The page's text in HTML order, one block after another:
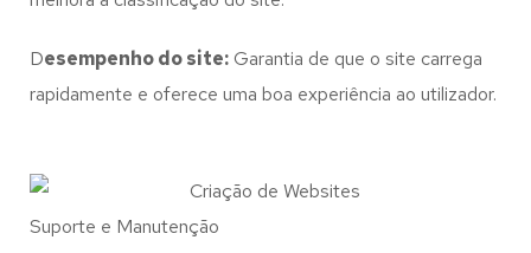
Desempenho do site:Garantia de que o site carrega
rapidamente e oferece uma boa experiência ao utilizador.
Suporte e Manutenção